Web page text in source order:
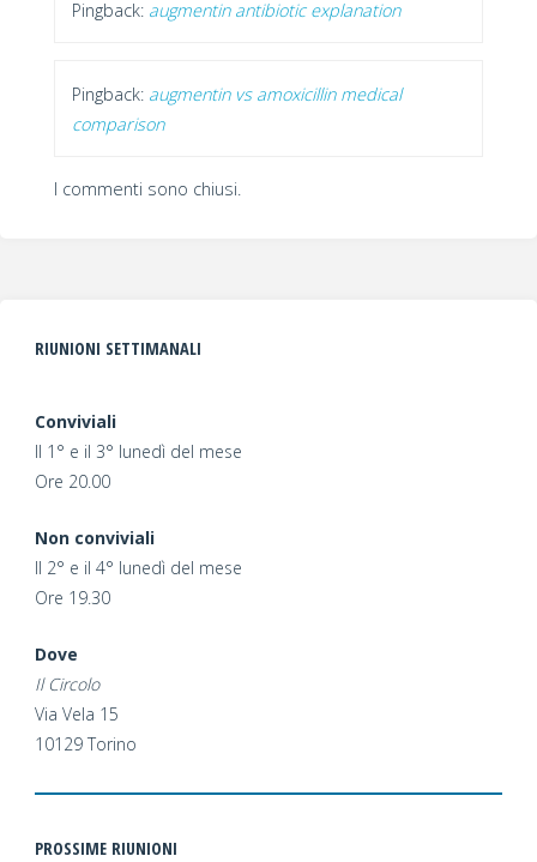
Pingback: augmentin antibiotic explanation
Pingback: augmentin vs amoxicillin medical
comparison
I commenti sono chiusi.
RIUNIONI SETTIMANALI
Conviviali
Il 1° e il 3° lunedì del mese
Ore 20.00
Non conviviali
Il 2° e il 4° lunedì del mese
Ore 19.30
Dove
Il Circolo
Via Vela 15
10129 Torino
PROSSIME RIUNIONI